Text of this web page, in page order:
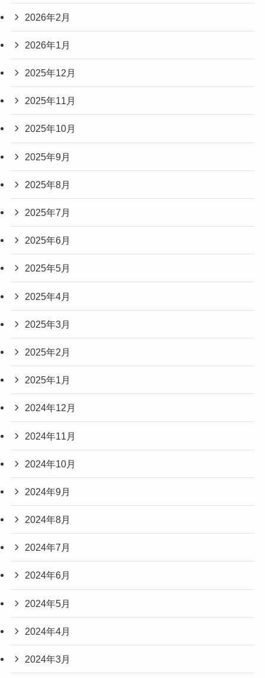
2026年2月
2026年1月
2025年12月
2025年11月
2025年10月
2025年9月
2025年8月
2025年7月
2025年6月
2025年5月
2025年4月
2025年3月
2025年2月
2025年1月
2024年12月
2024年11月
2024年10月
2024年9月
2024年8月
2024年7月
2024年6月
2024年5月
2024年4月
2024年3月